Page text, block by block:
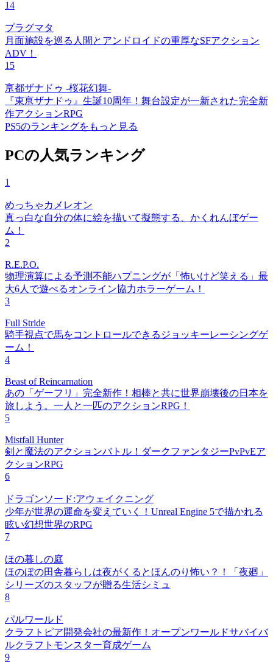
14
プラグマタ
月面施設を巡る人間とアンドロイドの重厚なSFアクション
ADV！
15
亰都ザナドゥ -桜花幻舞-
『東亰ザナドゥ』生誕10周年！舞台設定が一新された完全新
作アクションRPG
PS5のランキングをもっと見る
PCの人気ランキング
1
めっちゃカメレオン
真っ白な自分の体に絵を描いて擬態する、かくれんぼゲー
ム！
2
R.E.P.O.
物理演算による予測不能ハプニングが「怖いけど笑える」最
大6人で遊べるオンライン協力ホラーゲーム！
3
Full Stride
騎手視点で馬をコントロールできるジョッキーレーシングゲ
ーム！
4
Beast of Reincarnation
あの「ゲーフリ」完全新作！相棒と共に世界崩壊後の日本を
旅しよう。一人と一匹のアクションRPG！
5
Mistfall Hunter
剣と魔法のアクションバトル！ダークファンタジーPvPvEア
クションRPG
6
ドラゴンソード:アウェイクニング
少年が世界の運命を変えていく！Unreal Engine 5で描かれる
眩い幻想世界のRPG
7
ほの暮しの庭
ほのぼの田舎暮らしは夜がくるとほんのり怖い？！「夜廻」
シリーズのスタッフが贈る生活シミュ
8
パルワールド
クラフトピア開発会社の最新作！オープンワールドサバイバ
ルクラフトモンスター育成ゲーム
9